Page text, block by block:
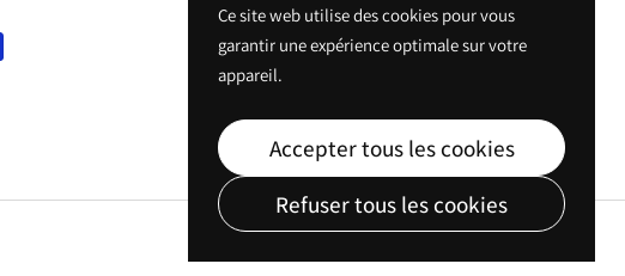
Ce site web utilise des cookies pour vous
garantir une expérience optimale sur votre
appareil.
Accepter tous les cookies
Refuser tous les cookies